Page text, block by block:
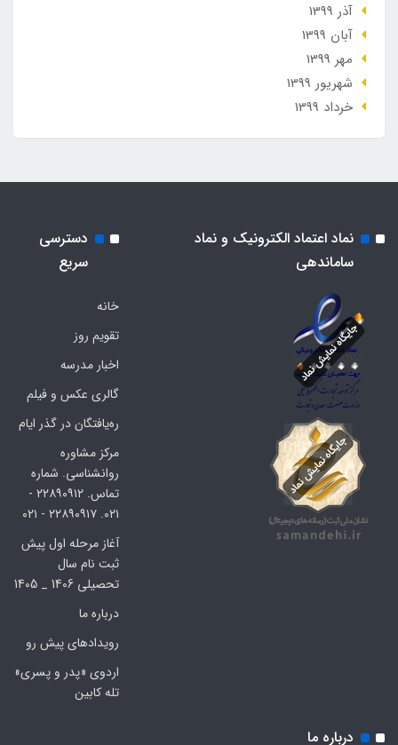
آذر 1399
آبان 1399
مهر 1399
شهریور 1399
خرداد 1399
نماد اعتماد الکترونیک و نماد
ساماندهی
دسترسی
سریع
خانه
تقویم روز
اخبار مدرسه
گالری عکس و فیلم
ره‌یافتگان در گذر ایام
مرکز مشاوره
روانشناسی. شماره
تماس. ۲۲۸۹۰۹۱۲ -
۰۲۱. ۲۲۸۹۰۹۱۷ - ۰۲۱
آغاز مرحله اول پیش
ثبت نام سال
تحصیلی 1406 _ 1405
درباره ما
رویدادهای پیش رو
اردوی «پدر و پسری»
تله کابین
درباره ما